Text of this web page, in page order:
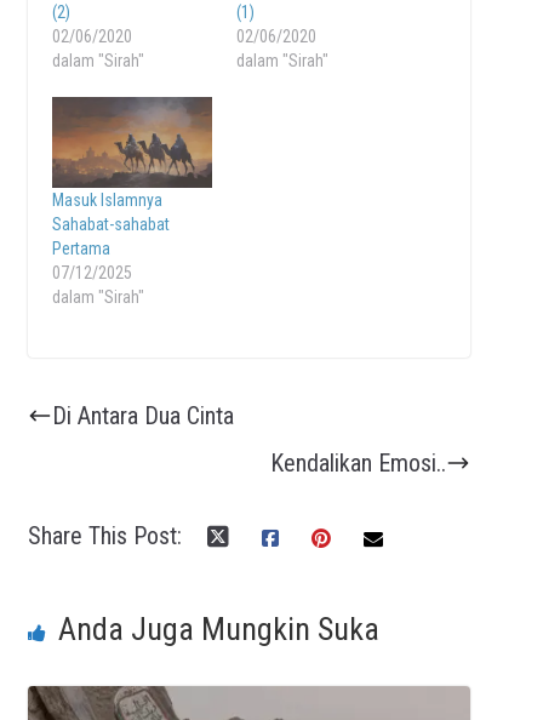
(2)
02/06/2020
dalam "Sirah"
(1)
02/06/2020
dalam "Sirah"
Masuk Islamnya
Sahabat-sahabat
Pertama
07/12/2025
dalam "Sirah"
Di Antara Dua Cinta
Kendalikan Emosi..
Share This Post:
Anda Juga Mungkin Suka